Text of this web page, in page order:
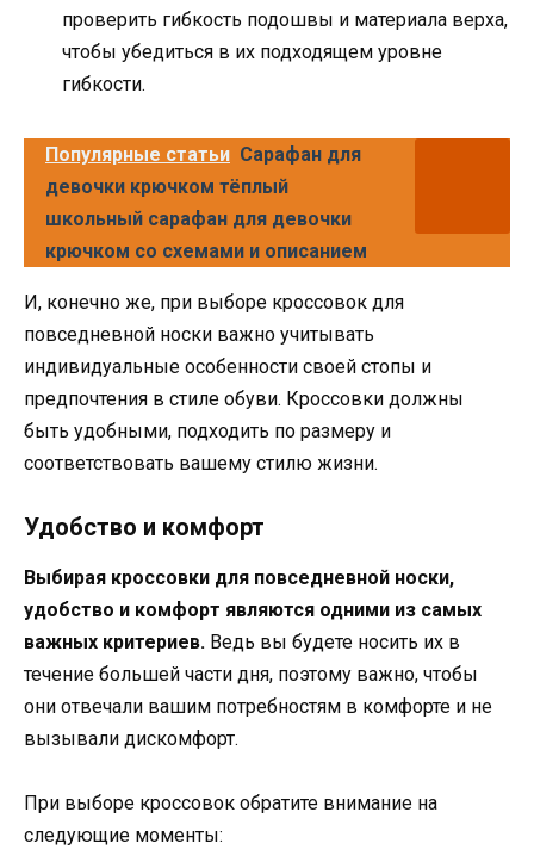
проверить гибкость подошвы и материала верха,
чтобы убедиться в их подходящем уровне
гибкости.
Популярные статьи Сарафан для
девочки крючком тёплый
школьный сарафан для девочки
крючком со схемами и описанием
И, конечно же, при выборе кроссовок для
повседневной носки важно учитывать
индивидуальные особенности своей стопы и
предпочтения в стиле обуви. Кроссовки должны
быть удобными, подходить по размеру и
соответствовать вашему стилю жизни.
Удобство и комфорт
Выбирая кроссовки для повседневной носки,
удобство и комфорт являются одними из самых
важных критериев. Ведь вы будете носить их в
течение большей части дня, поэтому важно, чтобы
они отвечали вашим потребностям в комфорте и не
вызывали дискомфорт.
При выборе кроссовок обратите внимание на
следующие моменты: